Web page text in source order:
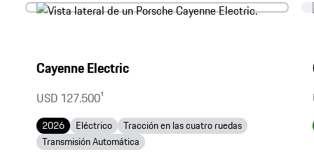
Cayenne Electric
USD 127.5001
2026 Eléctrico
Tracción en las cuatro ruedas
Transmisión Automática